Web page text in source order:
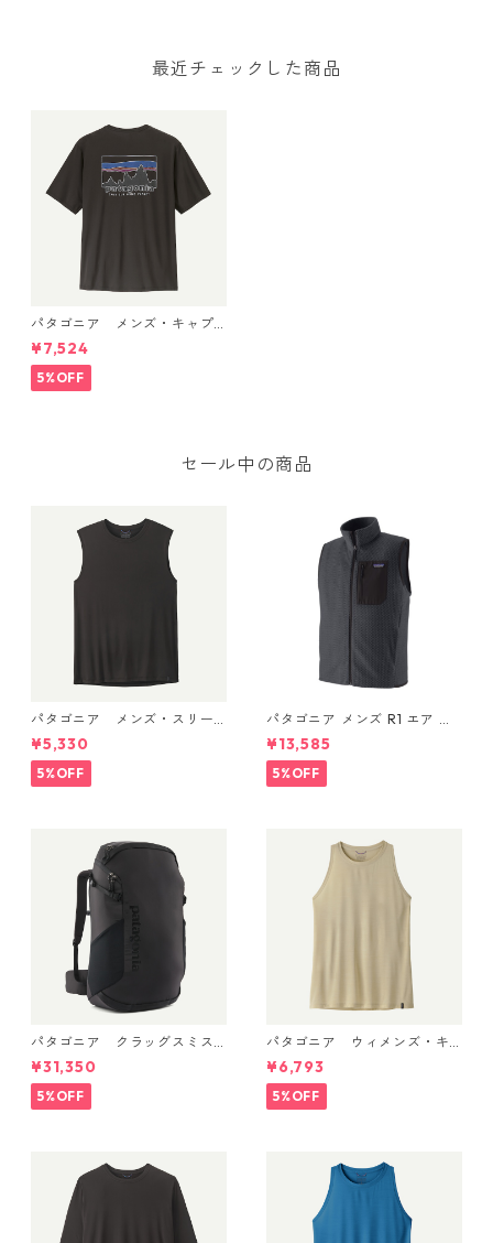
最近チェックした商品
パタゴニア メンズ・キャプ
リーン・クール・デイリー・
シャツ（'73 スカイライン）
(カラー Black) Patagonia Me
n's Capilene® Cool Daily Shi
¥7,524
5%OFF
セール中の商品
パタゴニア メンズ・スリー
ブレス・キャプリーン・クー
ル・デイリー・シャツ (カラ
ー Black) Patagonia Men's Sl
eeveless Capilene® Cool Da
¥5,330
5%OFF
パタゴニア メンズ R1 エア ベ
スト 40285 Smolder Blue
¥13,585
5%OFF
パタゴニア クラッグスミス
パック 45L ブラック 48066 P
atagonia Cragsmith Pack 日
本正規品
¥31,350
5%OFF
パタゴニア ウィメンズ・キ
ャプリーン・クール・ウルト
ラ・タンク Pumice - Dyno W
hite X-Dye 44740 日本正規
品
¥6,793
5%OFF